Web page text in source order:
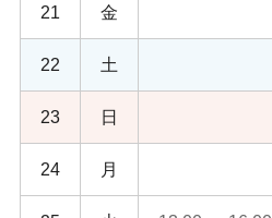
21 金
22 土
23 日
24 月